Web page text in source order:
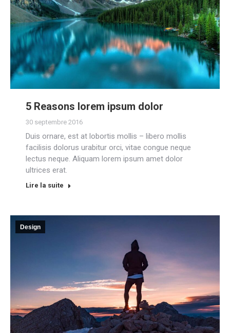
5 Reasons lorem ipsum dolor
30 septembre 2016
Duis ornare, est at lobortis mollis – libero mollis
facilisis dolorus urabitur orci, vitae congue neque
lectus neque. Aliquam lorem ipsum amet dolor
ultrices erat.
Lire la suite
Design